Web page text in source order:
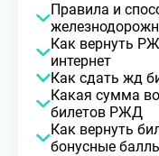
Правила и
Как вернуть
интернет
Как сдать жд
Какая сумма
билетов РЖД
Как вернуть
бонусные